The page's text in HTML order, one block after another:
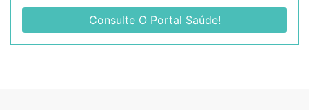
Consulte O Portal Saúde!